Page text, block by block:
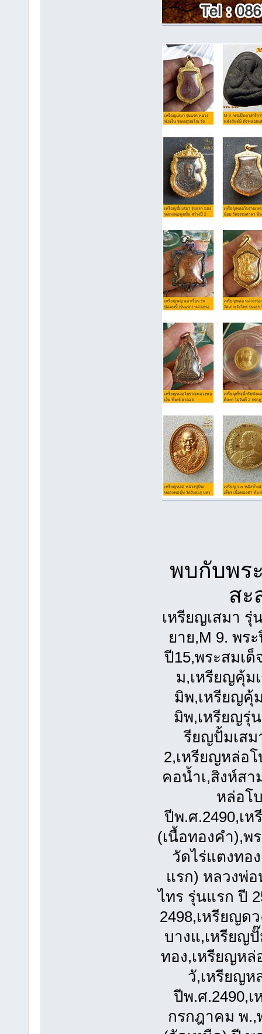
พบกับพร
สะ
เหรียญเสมา
ยาย,M 9. พร
ปี15,พระสมเด็
ม,เหรียญคุ้ม
มิพ,เหรียญคุ้
มิพ,เหรียญรุ่
รียญปั้มเสม
2,เหรียญหล่อ
คอน้ำเ,สิงห์ส
หล่อโ
ปีพ.ศ.2490,เ
(เนื้อทองคำ),พ
วัดไร่แตงทอ
แรก) หลวงพ่อ
ไทร รุ่นแรก ปี
2498,เหรียญด
บางแ,เหรียญ
ทอง,เหรียญหล่
วั,เหรียญห
ปีพ.ศ.2490,
กรกฎาคม พ.,